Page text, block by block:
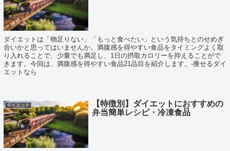
ダイエットは「物足りない」「もっと食べたい」という気持ちとのせめぎ
合いかと思ってはいませんか。満腹感を得やすい食品をタイミングよく取
り入れることで、少量でも満足し、1日の摂取カロリーを抑えることがで
きます。今回は、満腹感を得やすい食品21品目を紹介します。-痩せるダイ
エットなら
ダイエット
【特徴別】ダイエットにおすすめの
弁当簡単レシピ・冷凍食品